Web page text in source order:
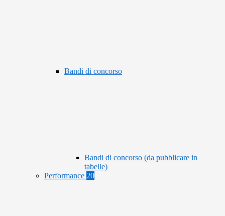
Bandi di concorso
Bandi di concorso (da pubblicare in
tabelle)
Performance 20